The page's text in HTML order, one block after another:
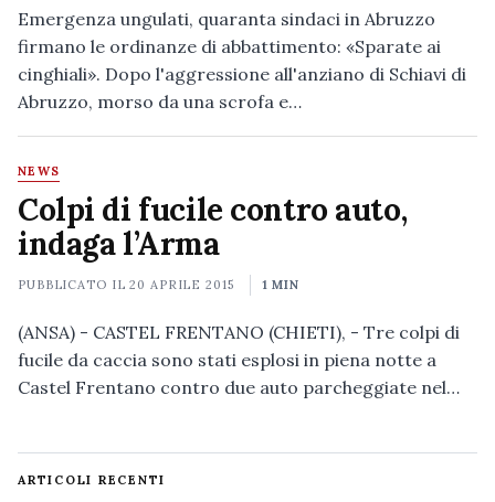
Emergenza ungulati, quaranta sindaci in Abruzzo
firmano le ordinanze di abbattimento: «Sparate ai
cinghiali». Dopo l'aggressione all'anziano di Schiavi di
Abruzzo, morso da una scrofa e…
NEWS
Colpi di fucile contro auto,
indaga l’Arma
PUBBLICATO IL20 APRILE 2015 1 MIN
(ANSA) - CASTEL FRENTANO (CHIETI), - Tre colpi di
fucile da caccia sono stati esplosi in piena notte a
Castel Frentano contro due auto parcheggiate nel…
ARTICOLI RECENTI